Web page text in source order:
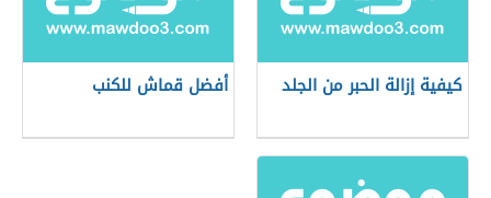
كيفية إزالة الحبر من الجلد أفضل قماش للكنب